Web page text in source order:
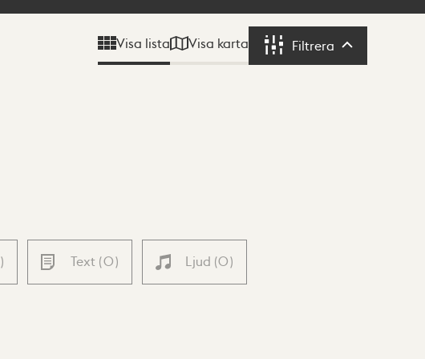
Visa lista Visa karta Filtrera Filtrera
) Text (0) Ljud (0)